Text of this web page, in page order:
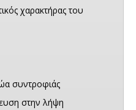
χαρακτήρας του
συντροφιάς
στην λήψη